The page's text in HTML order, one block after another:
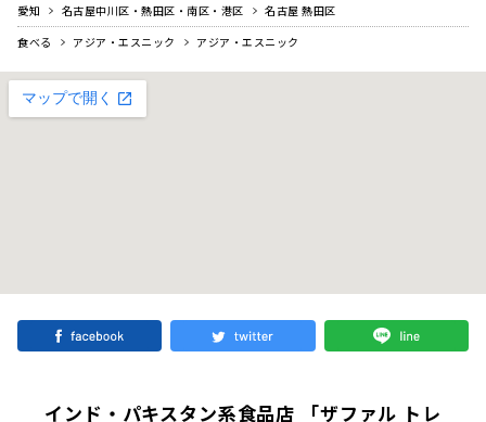
愛知 名古屋中川区・熱田区・南区・港区
名古屋 熱田区
食べる
アジア・エスニック アジア・エスニック
インド・パキスタン系食品店 「ザファル トレ